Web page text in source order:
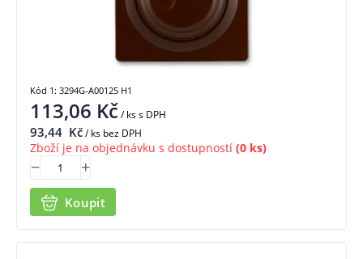
113,06 Kč/ kss DPH
93,44 Kč/ ks bez DPH
Zboží je na objednávku s dostupností (0 ks)
Koupit
Kód 1: 3294G-A00125 H1